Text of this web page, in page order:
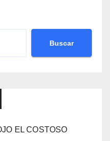
Buscar
EL COSTOSO